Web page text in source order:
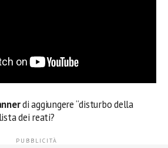
di aggiungere “disturbo della
dei reati?